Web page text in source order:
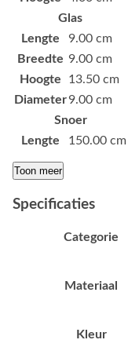
Glas
Lengte
9.00 cm
Breedte 9.00 cm
Hoogte
13.50 cm
Diameter9.00 cm
Snoer
Lengte
150.00 cm
Toon meer
Specificaties
Categorie
Materiaal
Kleur